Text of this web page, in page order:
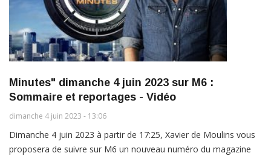
Minutes" dimanche 4 juin 2023 sur M6 :
Sommaire et reportages - Vidéo
dimanche 4 juin 2023 - 13:06
Dimanche 4 juin 2023 à partir de 17:25, Xavier de Moulins vous
proposera de suivre sur M6 un nouveau numéro du magazine